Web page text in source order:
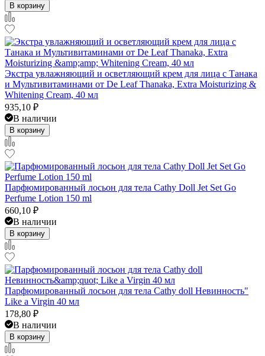
В корзину
Экстра увлажняющий и осветляющий крем для лица с Танака
и Мультивитаминами от De Leaf Thanaka, Extra Moisturizing &
Whitening Cream, 40 мл
935,10 ₽
В наличии
В корзину
Парфюмированный лосьон для тела Cathy Doll Jet Set Go
Perfume Lotion 150 ml
660,10 ₽
В наличии
В корзину
Парфюмированный лосьон для тела Cathy doll Невинность"
Like a Virgin 40 мл
178,80 ₽
В наличии
В корзину